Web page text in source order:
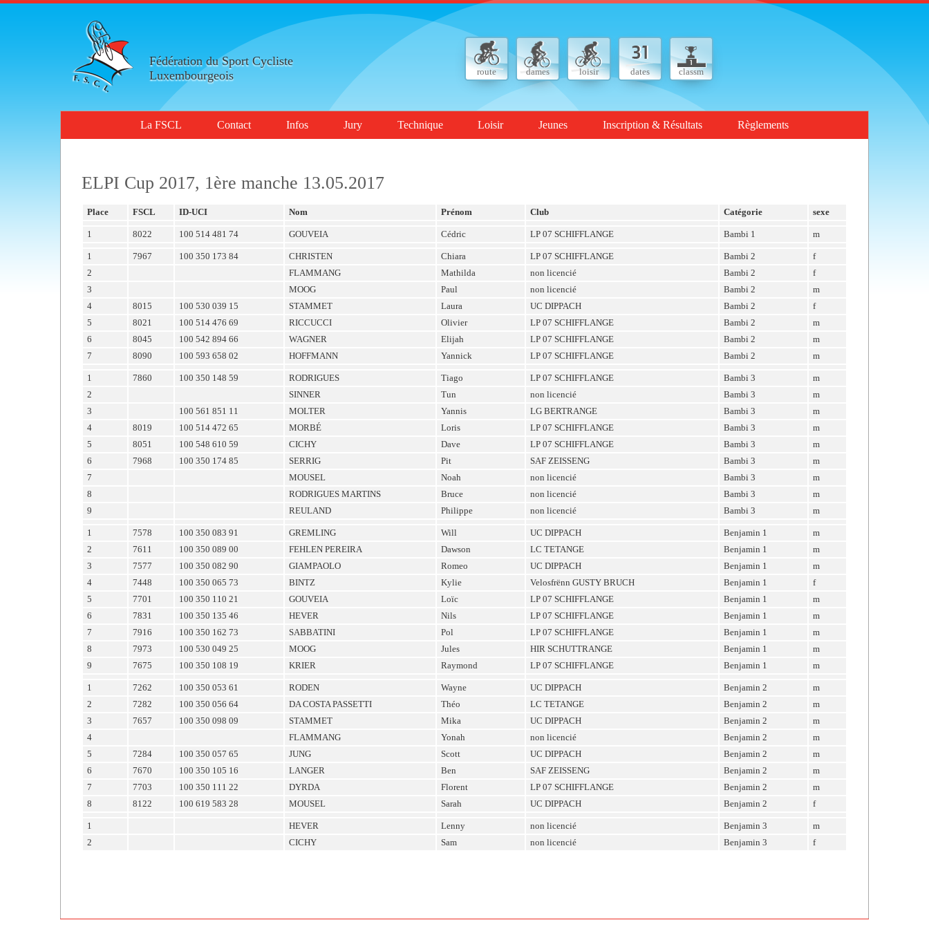
Fédération du Sport Cycliste
Luxembourgeois
route dames loisir dates classm
La FSCL Contact Infos Jury Technique Loisir Jeunes Inscription & Résultats Règlements
ELPI Cup 2017, 1ère manche 13.05.2017
Place FSCL ID-UCI Nom Prénom Club Catégorie sexe
1 8022 100 514 481 74 GOUVEIA Cédric LP 07 SCHIFFLANGE Bambi 1 m
1 7967 100 350 173 84 CHRISTEN Chiara LP 07 SCHIFFLANGE Bambi 2
f
2
FLAMMANG Mathilda non licencié Bambi 2
f
3
MOOG Paul non licencié Bambi 2
m
4
8015 100 530 039 15 STAMMET Laura UC DIPPACH Bambi 2
f
5
8021 100 514 476 69 RICCUCCI Olivier LP 07 SCHIFFLANGE Bambi 2
m
6
8045 100 542 894 66 WAGNER Elijah LP 07 SCHIFFLANGE Bambi 2
m
7
8090 100 593 658 02 HOFFMANN Yannick LP 07 SCHIFFLANGE Bambi 2 m
1 7860 100 350 148 59 RODRIGUES Tiago LP 07 SCHIFFLANGE Bambi 3
m
2
SINNER Tun non licencié Bambi 3
m
3
100 561 851 11 MOLTER Yannis LG BERTRANGE Bambi 3
m
4
8019 100 514 472 65 MORBÉ Loris LP 07 SCHIFFLANGE Bambi 3
m
5
8051 100 548 610 59 CICHY Dave LP 07 SCHIFFLANGE Bambi 3
m
6
7968 100 350 174 85 SERRIG Pit SAF ZEISSENG Bambi 3
m
7
MOUSEL Noah non licencié Bambi 3
m
8
RODRIGUES MARTINS Bruce non licencié Bambi 3
m
9
REULAND Philippe non licencié Bambi 3 m
1 7578 100 350 083 91 GREMLING Will UC DIPPACH Benjamin 1
m
2
7611 100 350 089 00 FEHLEN PEREIRA Dawson LC TETANGE Benjamin 1
m
3
7577 100 350 082 90 GIAMPAOLO Romeo UC DIPPACH Benjamin 1
m
4
7448 100 350 065 73 BINTZ Kylie Velosfrënn GUSTY BRUCH Benjamin 1
f
5
7701 100 350 110 21 GOUVEIA Loïc LP 07 SCHIFFLANGE Benjamin 1
m
6
7831 100 350 135 46 HEVER Nils LP 07 SCHIFFLANGE Benjamin 1
m
7
7916 100 350 162 73 SABBATINI Pol LP 07 SCHIFFLANGE Benjamin 1
m
8
7973 100 530 049 25 MOOG Jules HIR SCHUTTRANGE Benjamin 1
m
9
7675 100 350 108 19 KRIER Raymond LP 07 SCHIFFLANGE Benjamin 1 m
1 7262 100 350 053 61 RODEN Wayne UC DIPPACH Benjamin 2
m
2
7282 100 350 056 64 DA COSTA PASSETTI Théo LC TETANGE Benjamin 2
m
3
7657 100 350 098 09 STAMMET Mika UC DIPPACH Benjamin 2
m
4
FLAMMANG Yonah non licencié Benjamin 2
m
5
7284 100 350 057 65 JUNG Scott UC DIPPACH Benjamin 2
m
6
7670 100 350 105 16 LANGER Ben SAF ZEISSENG Benjamin 2
m
7
7703 100 350 111 22 DYRDA Florent LP 07 SCHIFFLANGE Benjamin 2
m
8
8122 100 619 583 28 MOUSEL Sarah UC DIPPACH Benjamin 2 f
1 HEVER Lenny non licencié Benjamin 3
m
2
CICHY Sam non licencié Benjamin 3 f